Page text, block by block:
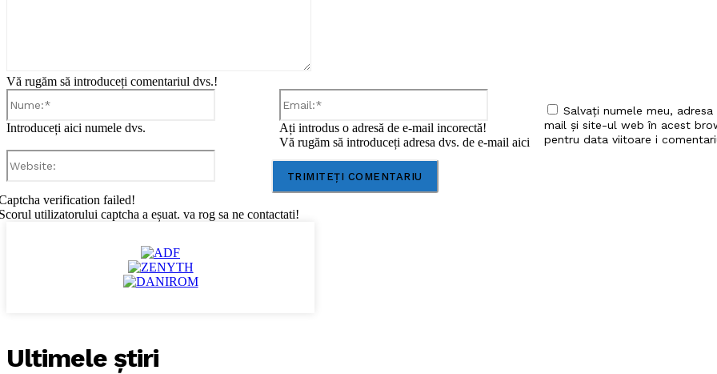
Vă rugăm să introduceți comentariul dvs.!
Introduceți aici numele dvs.
Email:*
Ați introdus o adresă de e-mail incorectă!
Vă rugăm să introduceți adresa dvs. de e-mail aici
Salvați numele meu,
mail și site-ul web în acest
pentru data viitoare i
verification failed!
utilizatorului captcha a eșuat. va rog sa ne contactati!
Ultimele ştiri